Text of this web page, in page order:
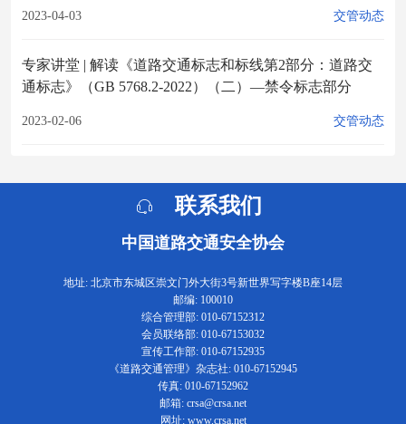
2023-04-03 交管动态
专家讲堂 | 解读《道路交通标志和标线第2部分：道路交
通标志》（GB 5768.2-2022）（二）—禁令标志部分
2023-02-06 交管动态
联系我们
中国道路交通安全协会
地址: 北京市东城区崇文门外大街3号新世界写字楼B座14层
邮编: 100010
综合管理部: 010-67152312
会员联络部: 010-67153032
宣传工作部: 010-67152935
《道路交通管理》杂志社: 010-67152945
传真: 010-67152962
邮箱: crsa@crsa.net
网址: www.crsa.net